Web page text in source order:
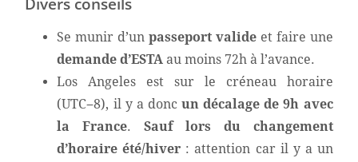
Se munir d’unpasseport valideet faire une
demande d’ESTA au moins 72h à l’avance.
Los Angeles est sur le créneau horaire
(UTC−8), il y a doncun décalage de 9h avec
la France. Sauf lors du changement
d’horaire été/hiver : attention car il y a un